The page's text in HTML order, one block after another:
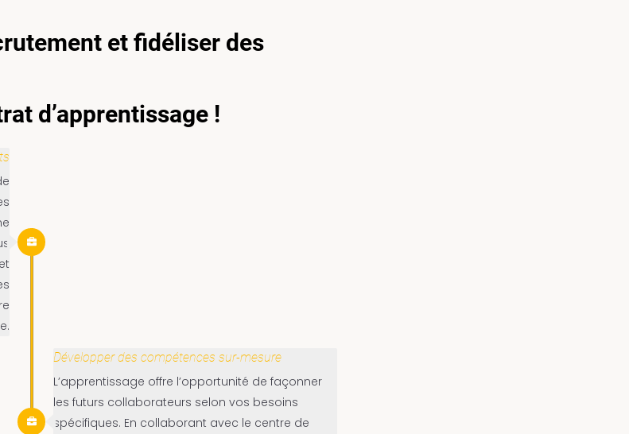
et fidéliser des
d’apprentissage !
Développer des compétences sur-mesure
L’apprentissage offre l’opportunité de façonner
les futurs collaborateurs selon vos besoins
spécifiques. En collaborant avec le centre de